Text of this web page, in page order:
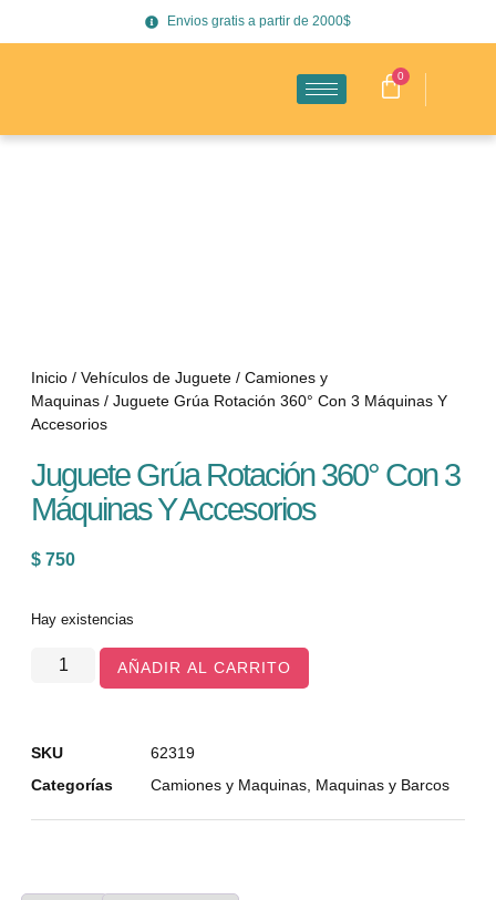
Envios gratis a partir de 2000$
0
Inicio / Vehículos de Juguete / Camiones y
Maquinas / Juguete Grúa Rotación 360° Con 3 Máquinas Y
Accesorios
Juguete Grúa Rotación 360° Con 3
Máquinas Y Accesorios
$ 750
Hay existencias
AÑADIR AL CARRITO
SKU
62319
Categorías
Camiones y Maquinas Maquinas y Barcos